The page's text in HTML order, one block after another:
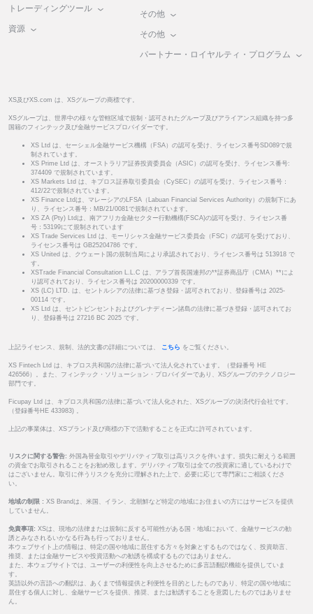
トレーディングツール
資源
その他
その他
パートナー・ロイヤルティ・プログラム
XS及びXS.com は、XSグループの商標です。
XSグループは、世界中の様々な管轄区域で規制・認可されたグループ及びアライアンス組織を持つ多
国籍のフィンテック及び金融サービスプロバイダーです。
XS Ltd は、セーシェル金融サービス機構（FSA）の認可を受け、ライセンス番号SD089で規
制されています。
XS Prime Ltd は、オーストラリア証券投資委員会（ASIC）の認可を受け、ライセンス番号:
374409 で規制されています。
XS Markets Ltd は、キプロス証券取引委員会（CySEC）の認可を受け、ライセンス番号：
412/22で規制されています。
XS Finance Ltdは、マレーシアのLFSA（Labuan Financial Services Authority）の規制下にあ
り、ライセンス番号：MB/21/0081で規制されています。
XS ZA (Pty) Ltdは、南アフリカ金融セクター行動機構(FSCA)の認可を受け、ライセンス番
号：53199にて規制されています
XS Trade Services Ltd は、モーリシャス金融サービス委員会（FSC）の認可を受けており、
ライセンス番号は GB25204786 です。
XS United は、クウェート国の規制当局により承認されており、ライセンス番号は 513918 で
す。
XSTrade Financial Consultation L.L.C は、アラブ首長国連邦の**証券商品庁（CMA）**によ
り認可されており、ライセンス番号は 20200000339 です。
XS (LC) LTD. は、セントルシアの法律に基づき登録・認可されており、登録番号は 2025-
00114 です。
XS Ltd は、セントビンセントおよびグレナディーン諸島の法律に基づき登録・認可されてお
り、登録番号は 27216 BC 2025 です。
上記ライセンス、規制、法的文書の詳細については、 こちら をご覧ください。
XS Fintech Ltd は、キプロス共和国の法律に基づいて法人化されています。（登録番号 HE
426566）。また、フィンテック・ソリューション・プロバイダーであり、XSグループのテクノロジー
部門です。
Ficupay Ltd は、キプロス共和国の法律に基づいて法人化された、XSグループの決済代行会社です。
（登録番号HE 433983) 。
上記の事業体は、XSブランド及び商標の下で活動することを正式に許可されています。
リスクに関する警告: 外国為替金取引やデリバティブ取引は高リスクを伴います。損失に耐えうる範囲
の資金でお取引されることをお勧め致します。デリバティブ取引は全ての投資家に適しているわけで
はございません。取引に伴うリスクを充分に理解された上で、必要に応じて専門家にご相談くださ
い。
地域の制限 : XS Brandは、米国、イラン、北朝鮮など特定の地域にお住まいの方にはサービスを提供
していません。
免責事項: XSは、現地の法律または規制に反する可能性がある国・地域において、金融サービスの勧
誘とみなされるいかなる行為も行っておりません。
本ウェブサイト上の情報は、特定の国や地域に居住する方々を対象とするものではなく、投資助言、
推奨、または金融サービスや投資活動への勧誘を構成するものではありません。
また、本ウェブサイトでは、ユーザーの利便性を向上させるために多言語翻訳機能を提供していま
す。
英語以外の言語への翻訳は、あくまで情報提供と利便性を目的としたものであり、特定の国や地域に
居住する個人に対し、金融サービスを提供、推奨、または勧誘することを意図したものではありませ
ん。